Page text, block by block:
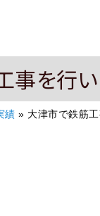
を行い
績 » 大津市で鉄筋工